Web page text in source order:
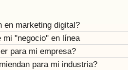
en marketing digital?
mi "negocio" en línea
para mi empresa?
para mi industria?